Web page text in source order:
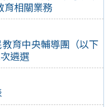
育相關業務
育中央輔導團（以下
遴選